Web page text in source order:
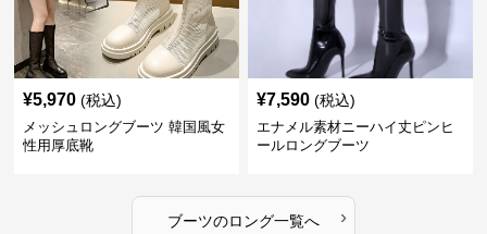
¥5,970 (税込)
メッシュロングブーツ 韓国風女
性用厚底靴
¥7,590 (税込)
エナメル素材ニーハイ丈ピンヒ
ールロングブーツ
ブーツのロング一覧へ ›